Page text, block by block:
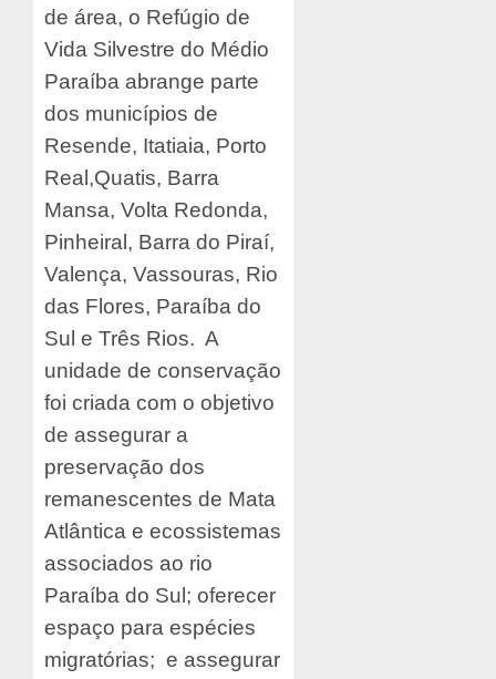
de área, o Refúgio de
Vida Silvestre do Médio
Paraíba abrange parte
dos municípios de
Resende, Itatiaia, Porto
Real,Quatis, Barra
Mansa, Volta Redonda,
Pinheiral, Barra do Piraí,
Valença, Vassouras, Rio
das Flores, Paraíba do
Sul e Três Rios. A
unidade de conservação
foi criada com o objetivo
de assegurar a
preservação dos
remanescentes de Mata
Atlântica e ecossistemas
associados ao rio
Paraíba do Sul; oferecer
espaço para espécies
migratórias; e assegurar